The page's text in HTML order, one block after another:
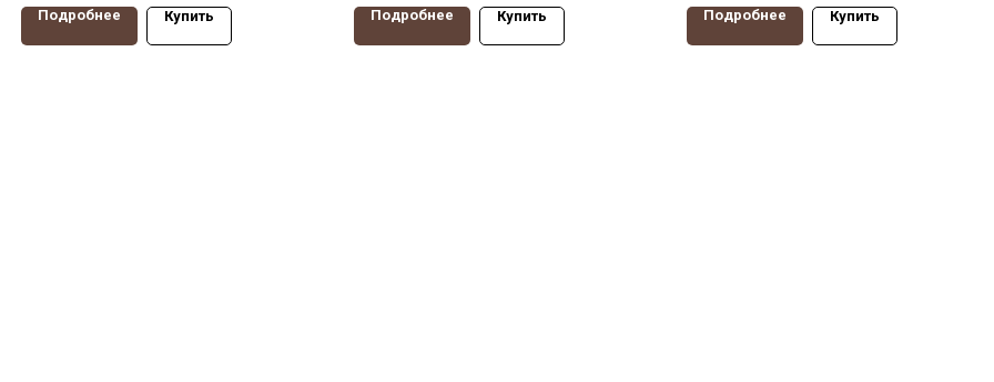
Подробнее Купить Подробнее Купить Подробнее Купить